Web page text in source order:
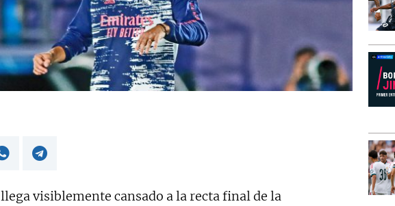
llega visiblemente cansado a la recta final de la